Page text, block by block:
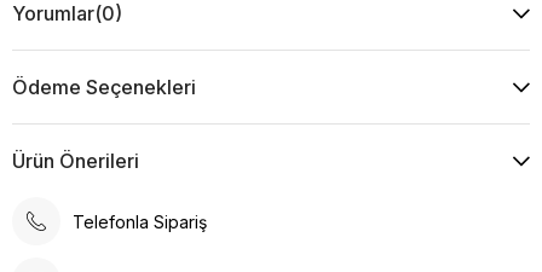
Kumaş : %30 Viskon %20 Pamuk %50 Akrilik
Kol : 47 cm
Yaka Tipi : Dik Yaka
Desen : Düz
Kalıp : Rahat Kalıp
Model Ölçüsü
92 cm
Yorumlar(0)
Ödeme Seçenekleri
Ürün Önerileri
Telefonla Sipariş